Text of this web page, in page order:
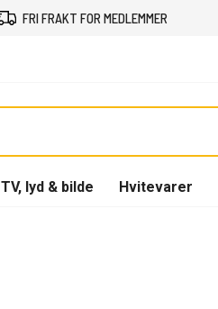
FRI FRAKT FOR MEDLEMMER
TV, lyd & bilde Hvitevarer